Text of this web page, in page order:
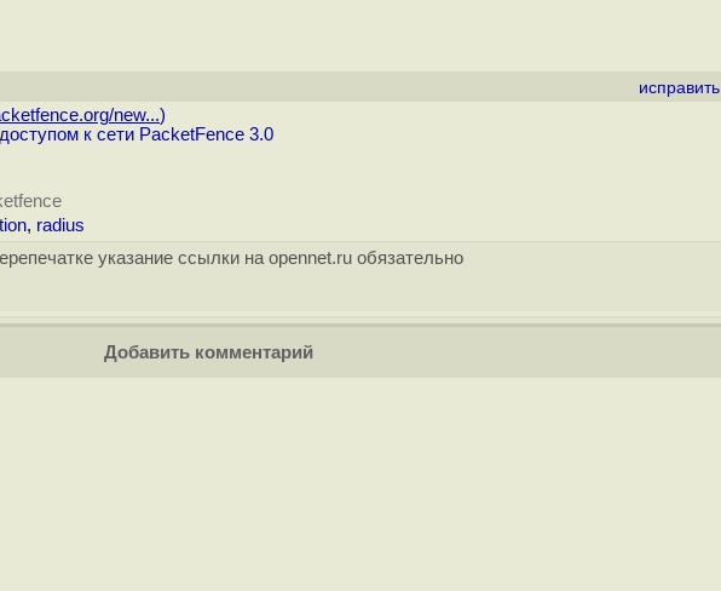
исправить
new...)
к сети PacketFence 3.0
, radius
указание ссылки на opennet.ru обязательно
Добавить комментарий